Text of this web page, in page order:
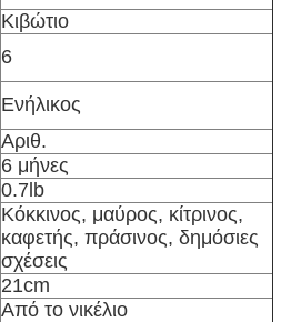
Κιβώτιο
6
Ενήλικος
Αριθ.
6 μήνες
0.7lb
Κόκκινος, μαύρος, κίτρινος,
καφετής, πράσινος, δημόσιες
σχέσεις
21cm
Από το νικέλιο